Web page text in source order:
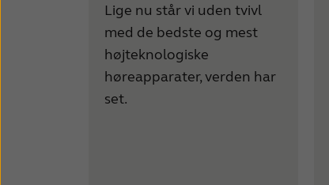
Lige nu står vi uden tvivl
med de bedste og mest
højteknologiske
høreapparater, verden har
set.